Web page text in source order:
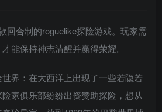
回合制的roguelike探险游戏。玩家需
能保持神志清醒并赢得荣耀。
界：在大西洋上出现了一些若隐若
家俱乐部纷纷出资赞助探险，想从